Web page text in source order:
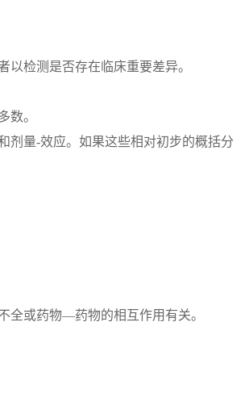
以检测是否存在临床重要差异。
数。
剂量-效应。如果这些相对初步的概括分
全或药物—药物的相互作用有关。